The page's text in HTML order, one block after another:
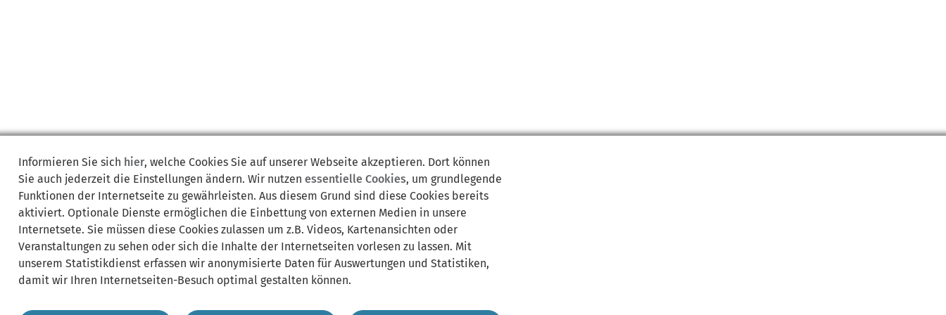
Informieren Sie sich hier, welche Cookies Sie auf unserer Webseite akzeptieren. Dort können
Sie auch jederzeit die Einstellungen ändern. Wir nutzen essentielle Cookies, um grundlegende
Funktionen der Internetseite zu gewährleisten. Aus diesem Grund sind diese Cookies bereits
aktiviert. Optionale Dienste ermöglichen die Einbettung von externen Medien in unsere
Internetsete. Sie müssen diese Cookies zulassen um z.B. Videos, Kartenansichten oder
Veranstaltungen zu sehen oder sich die Inhalte der Internetseiten vorlesen zu lassen. Mit
unserem Statistikdienst erfassen wir anonymisierte Daten für Auswertungen und Statistiken,
damit wir Ihren Internetseiten-Besuch optimal gestalten können.